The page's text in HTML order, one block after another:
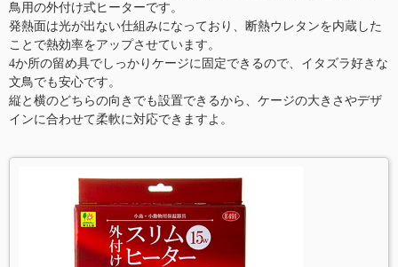
鳥用の外付け式ヒーターです。
発熱面は光が出ない仕組みになっており、断熱ウレタンを内蔵した
ことで熱効率をアップさせています。
4か所の留め具でしっかりケージに固定できるので、イタズラ好きな
文鳥でも安心です。
縦と横のどちらの向きでも設置できるから、ケージの大きさやデザ
インに合わせて柔軟に対応できますよ。